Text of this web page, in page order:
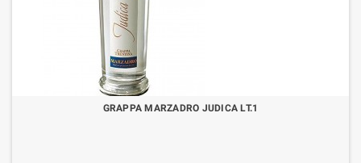
GRAPPA MARZADRO JUDICA LT.1